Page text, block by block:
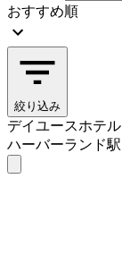
おすすめ順
絞り込み
デイユースホテル
ハーバーランド駅